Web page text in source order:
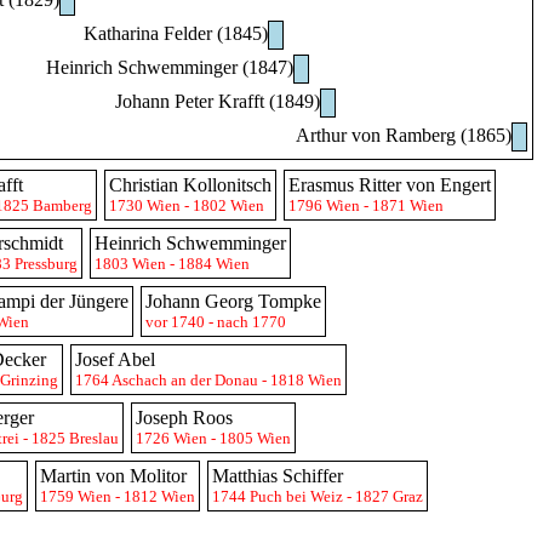
Katharina Felder (1845)
Heinrich Schwemminger (1847)
Johann Peter Krafft (1849)
Arthur von Ramberg (1865)
Bamberg
Christian Kollonitsch
1730 Wien - 1802 Wien
Erasmus Ritter von Engert
1796 Wien - 1871 Wien
Pressburg
Heinrich Schwemminger
1803 Wien - 1884 Wien
der Jüngere Johann Georg Tompke
vor 1740 - nach 1770
Josef Abel
1764 Aschach an der Donau - 1818 Wien
- 1825 Breslau
Joseph Roos
1726 Wien - 1805 Wien
Martin von Molitor
1759 Wien - 1812 Wien
Matthias Schiffer
1744 Puch bei Weiz - 1827 Graz